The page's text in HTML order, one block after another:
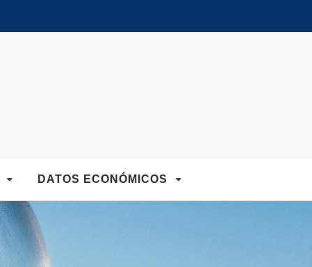
DATOS ECONÓMICOS